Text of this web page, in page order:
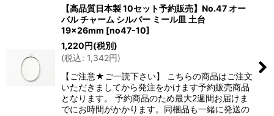
【高品質日本製 10セット予約販売】No.47 オー
バル チャーム シルバー ミール皿 土台
19×26mm [no47-10]
1,220円(税別)
(税込: 1,342円)
【ご注意★ご一読下さい】 こちらの商品はご注文
いただきましてから発注をかけます予約販売商品
となります。 予約商品のため最大2週間お届けま
でにお時間がかかります。同梱品も一緒に発送の